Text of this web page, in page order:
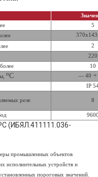
5
2
220
10
оС — 40 ÷
IP
реле 8
(ИБЯЛ.411111.036-
промышленных объектов
исполнительных устройств и
пороговых значений.